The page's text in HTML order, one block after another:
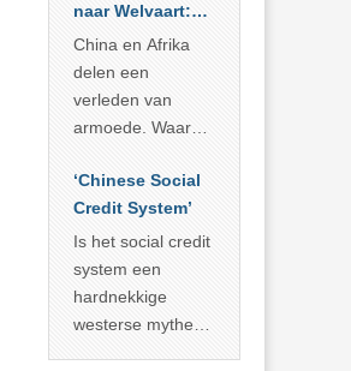
Wetenschappen
afnam van de
Britse
marxistische
econoom Michael
zien dat
… >> lees meer
naar Welvaart:
Wat Afrika kan
leren van
China’s
economisch
China en Afrika
delen een
verleden van
armoede. Waar
voorbije veertig
jaar in slaagde
meer dan 800
miljoen mensen
uit de armoede
… >> lees meer
‘Chinese Social
Credit System’
Is het social credit
system een
hardnekkige
westerse mythe of